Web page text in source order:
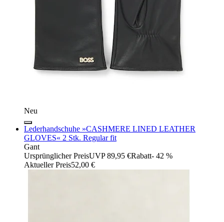
Neu
Lederhandschuhe »CASHMERE LINED LEATHER
GLOVES« 2 Stk. Regular fit
Gant
Ursprünglicher PreisUVP 89,95 €Rabatt- 42 %
Aktueller Preis52,00 €